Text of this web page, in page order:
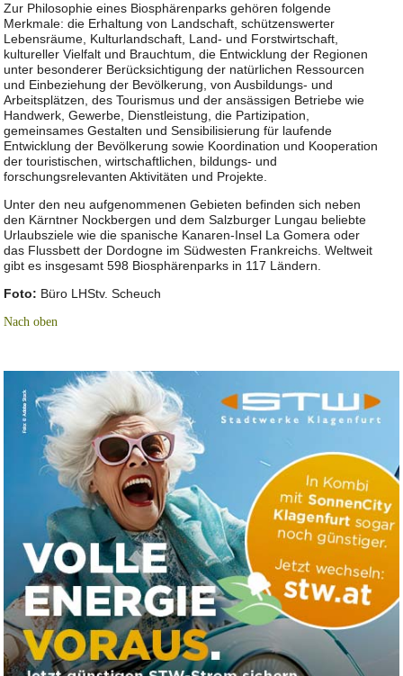
Zur Philosophie eines Biosphärenparks gehören folgende
Merkmale: die Erhaltung von Landschaft, schützenswerter
Lebensräume, Kulturlandschaft, Land- und Forstwirtschaft,
kultureller Vielfalt und Brauchtum, die Entwicklung der Regionen
unter besonderer Berücksichtigung der natürlichen Ressourcen
und Einbeziehung der Bevölkerung, von Ausbildungs- und
Arbeitsplätzen, des Tourismus und der ansässigen Betriebe wie
Handwerk, Gewerbe, Dienstleistung, die Partizipation,
gemeinsames Gestalten und Sensibilisierung für laufende
Entwicklung der Bevölkerung sowie Koordination und Kooperation
der touristischen, wirtschaftlichen, bildungs- und
forschungsrelevanten Aktivitäten und Projekte.
Unter den neu aufgenommenen Gebieten befinden sich neben
den Kärntner Nockbergen und dem Salzburger Lungau beliebte
Urlaubsziele wie die spanische Kanaren-Insel La Gomera oder
das Flussbett der Dordogne im Südwesten Frankreichs. Weltweit
gibt es insgesamt 598 Biosphärenparks in 117 Ländern.
Foto: Büro LHStv. Scheuch
Nach oben